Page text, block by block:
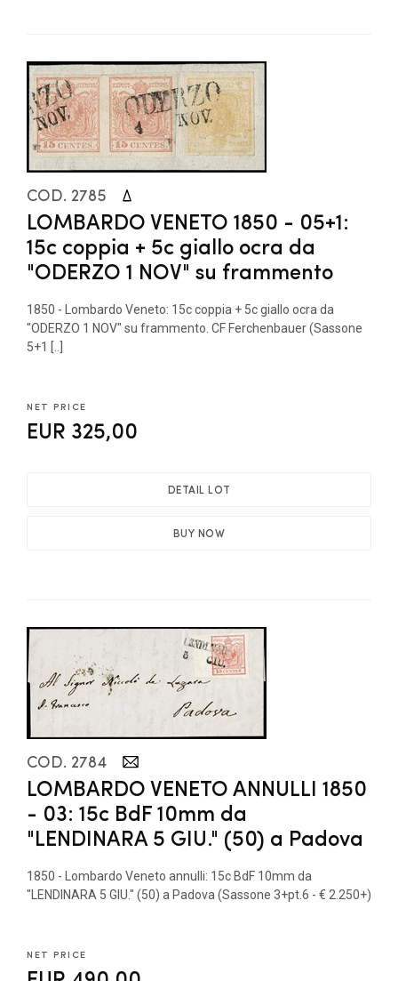
COD. 2785
LOMBARDO VENETO 1850 - 05+1:
15c coppia + 5c giallo ocra da
"ODERZO 1 NOV" su frammento
1850 - Lombardo Veneto: 15c coppia + 5c giallo ocra da
"ODERZO 1 NOV" su frammento. CF Ferchenbauer (Sassone
5+1 [..]
NET PRICE
EUR 325,00
DETAIL LOT
BUY NOW
COD. 2784
LOMBARDO VENETO ANNULLI 1850
- 03: 15c BdF 10mm da
"LENDINARA 5 GIU." (50) a Padova
1850 - Lombardo Veneto annulli: 15c BdF 10mm da
"LENDINARA 5 GIU." (50) a Padova (Sassone 3+pt.6 - € 2.250+)
NET PRICE